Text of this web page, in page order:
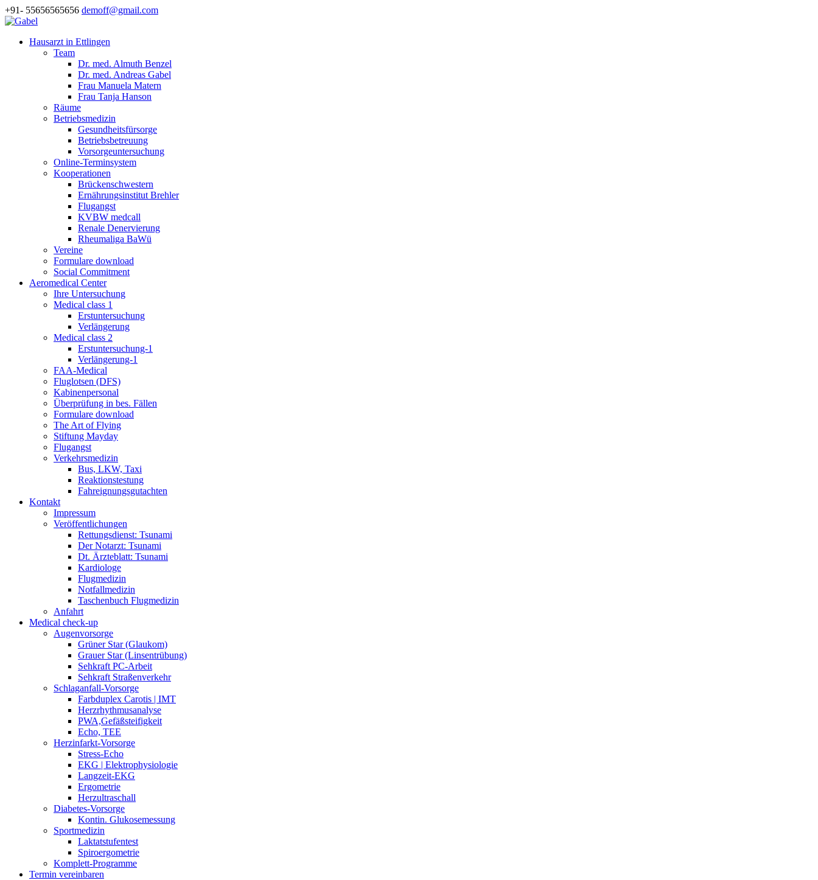
+91- 55656565656 demoff@gmail.com
Hausarzt in Ettlingen
Team
Dr. med. Almuth Benzel
Dr. med. Andreas Gabel
Frau Manuela Matern
Frau Tanja Hanson
Räume
Betriebsmedizin
Gesundheitsfürsorge
Betriebsbetreuung
Vorsorgeuntersuchung
Online-Terminsystem
Kooperationen
Brückenschwestern
Ernährungsinstitut Brehler
Flugangst
KVBW medcall
Renale Denervierung
Rheumaliga BaWü
Vereine
Formulare download
Social Commitment
Aeromedical Center
Ihre Untersuchung
Medical class 1
Erstuntersuchung
Verlängerung
Medical class 2
Erstuntersuchung-1
Verlängerung-1
FAA-Medical
Fluglotsen (DFS)
Kabinenpersonal
Überprüfung in bes. Fällen
Formulare download
The Art of Flying
Stiftung Mayday
Flugangst
Verkehrsmedizin
Bus, LKW, Taxi
Reaktionstestung
Fahreignungsgutachten
Kontakt
Impressum
Veröffentlichungen
Rettungsdienst: Tsunami
Der Notarzt: Tsunami
Dt. Ärzteblatt: Tsunami
Kardiologe
Flugmedizin
Notfallmedizin
Taschenbuch Flugmedizin
Anfahrt
Medical check-up
Augenvorsorge
Grüner Star (Glaukom)
Grauer Star (Linsentrübung)
Sehkraft PC-Arbeit
Sehkraft Straßenverkehr
Schlaganfall-Vorsorge
Farbduplex Carotis | IMT
Herzrhythmusanalyse
PWA,Gefäßsteifigkeit
Echo, TEE
Herzinfarkt-Vorsorge
Stress-Echo
EKG | Elektrophysiologie
Langzeit-EKG
Ergometrie
Herzultraschall
Diabetes-Vorsorge
Kontin. Glukosemessung
Sportmedizin
Laktatstufentest
Spiroergometrie
Komplett-Programme
Termin vereinbaren